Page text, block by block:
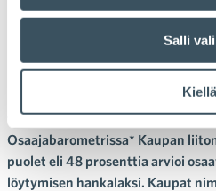
Salli
Kiellä
osaajista –
muuttaa
Kaupan alan yrityksissä osaavan
vaikeutunut viime vuosien
Osaajabarometrissa* Kaupan
puolet eli 48 prosenttia arvioi
löytymisen hankalaksi. Kaupat